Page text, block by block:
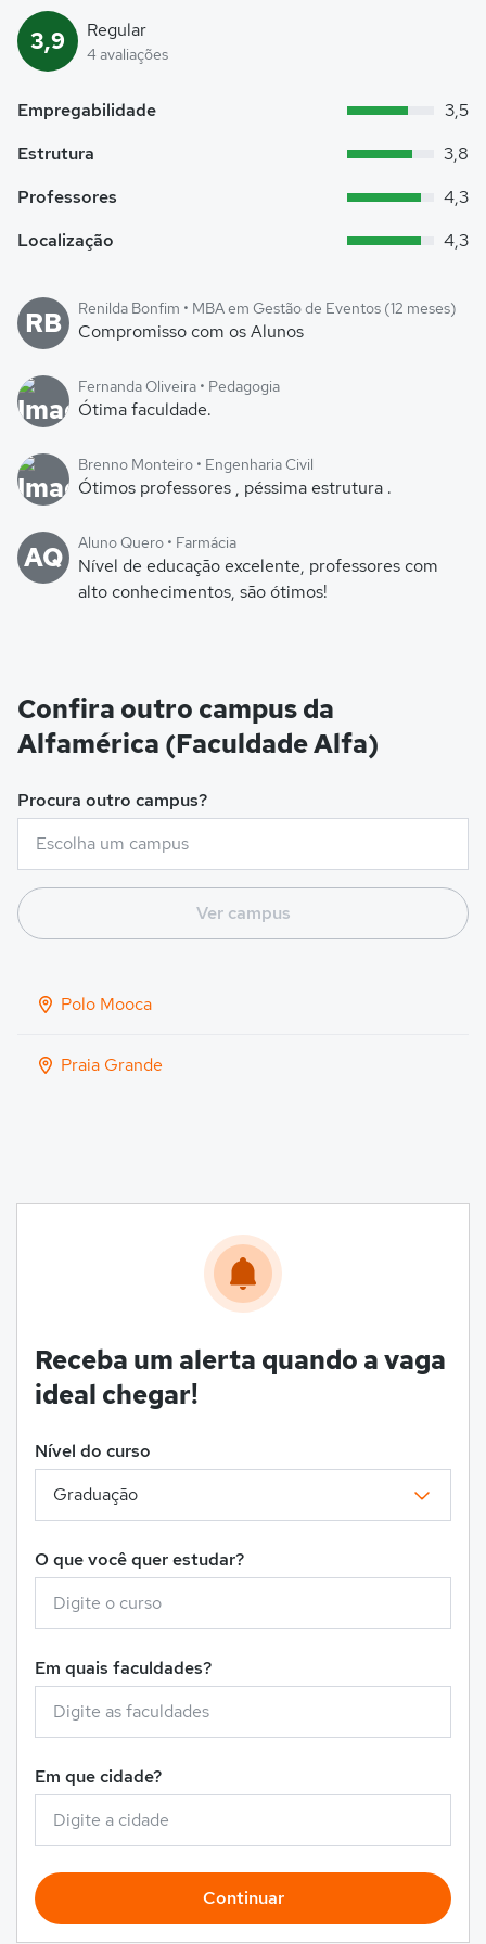
3,9 Regular
4 avaliações
Empregabilidade
3,5
Estrutura
3,8
Professores
4,3
Localização
4,3
RB Renilda Bonfim • MBA em Gestão de Eventos (12 meses)
Compromisso com os Alunos
Fernanda Oliveira • Pedagogia
Ótima faculdade.
Brenno Monteiro • Engenharia Civil
Ótimos professores , péssima estrutura .
AQ Aluno Quero • Farmácia
Nível de educação excelente, professores com
alto conhecimentos, são ótimos!
Confira outro campus da
Alfamérica (Faculdade Alfa)
Procura outro campus?
Ver campus
Polo Mooca
Praia Grande
Receba um alerta quando a vaga
ideal chegar!
Nível do curso
O que você quer estudar?
Em quais faculdades?
Em que cidade?
Continuar